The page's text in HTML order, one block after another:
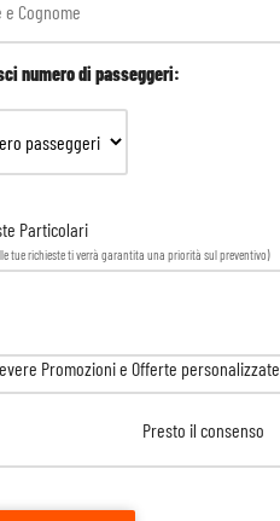
numero di passeggeri:
Particolari
tue richieste ti verrà garantita una priorità sul preventivo)
Promozioni e Offerte personalizzate
Presto il consenso